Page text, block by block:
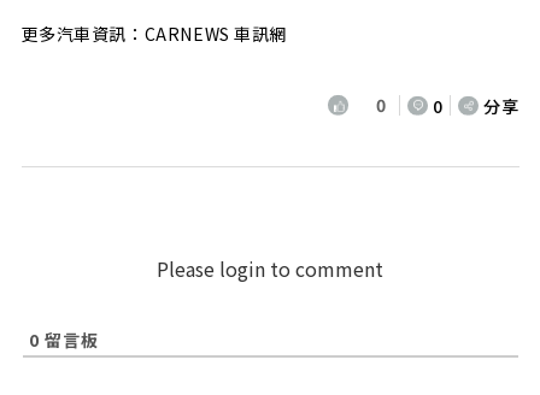
更多汽車資訊：CARNEWS 車訊網
0 0 分享
Please login to comment
0 留言板